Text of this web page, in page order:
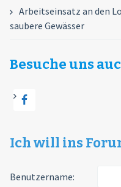
Arbeitseinsatz an den
saubere Gewässer
Besuche uns
Ich will ins
Benutzername: